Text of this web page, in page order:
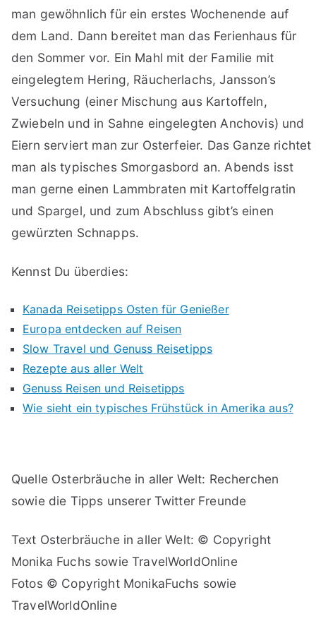
man gewöhnlich für ein erstes Wochenende auf
dem Land. Dann bereitet man das Ferienhaus für
den Sommer vor. Ein Mahl mit der Familie mit
eingelegtem Hering, Räucherlachs, Jansson’s
Versuchung (einer Mischung aus Kartoffeln,
Zwiebeln und in Sahne eingelegten Anchovis) und
Eiern serviert man zur Osterfeier. Das Ganze richtet
man als typisches Smorgasbord an. Abends isst
man gerne einen Lammbraten mit Kartoffelgratin
und Spargel, und zum Abschluss gibt’s einen
gewürzten Schnapps.
Kennst Du überdies:
Kanada Reisetipps Osten für Genießer
Europa entdecken auf Reisen
Slow Travel und Genuss Reisetipps
Rezepte aus aller Welt
Genuss Reisen und Reisetipps
Wie sieht ein typisches Frühstück in Amerika aus?
Quelle Osterbräuche in aller Welt: Recherchen
sowie die Tipps unserer Twitter Freunde
Text Osterbräuche in aller Welt: © Copyright
Monika Fuchs sowie TravelWorldOnline
Fotos © Copyright MonikaFuchs sowie
TravelWorldOnline